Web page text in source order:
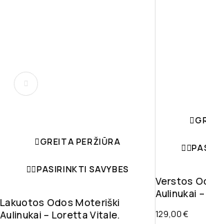
GREITA PERŽIŪRA
PASIRINKTI SAVYBES
Lakuotos Odos Moteriški
Aulinukai – Loretta Vitale.
Verstos
Aulinukai
129,00€